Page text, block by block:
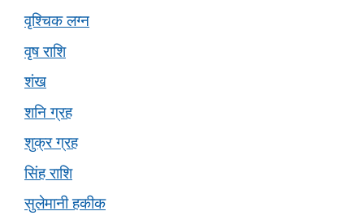
वृश्चिक लग्न
वृष राशि
शंख
शनि ग्रह
शुक्र ग्रह
सिंह राशि
सुलेमानी हकीक